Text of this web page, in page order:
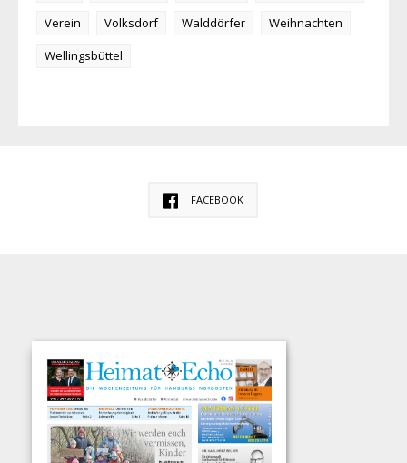
Verein
Volksdorf Walddörfer
Weihnachten
Wellingsbüttel
FACEBOOK